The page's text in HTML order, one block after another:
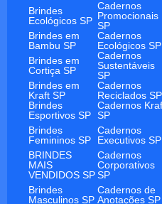
Brindes
Ecológicos SP
Cadernos
Promocionais
SP
Brindes em
Bambu SP
Cadernos
Ecológicos SP
Brindes em
Cortiça SP
Cadernos
Sustentáveis
SP
Brindes em
Kraft SP
Cadernos
Reciclados SP
Brindes
Esportivos SP
Cadernos
SP
Brindes
Femininos SP
Cadernos
Executivos SP
BRINDES
MAIS
VENDIDOS SP
Cadernos
Corporativos
SP
Brindes
Masculinos SP
Cadernos de
Anotações SP